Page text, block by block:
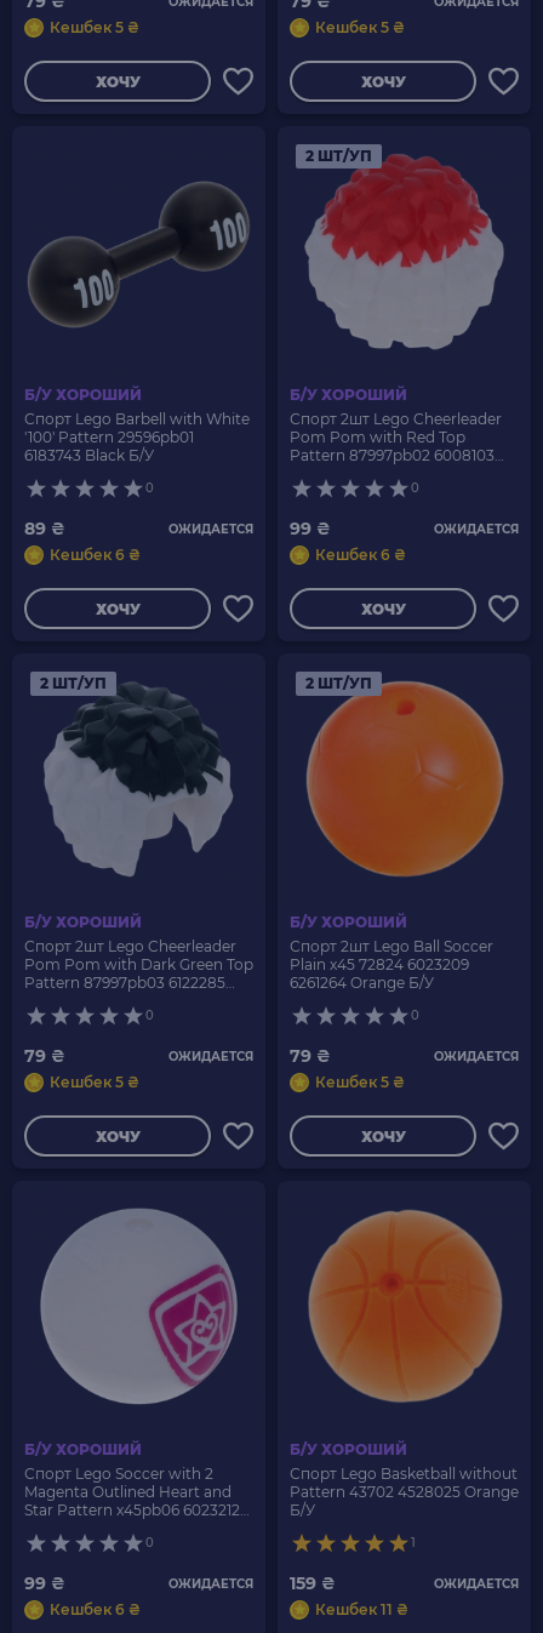
Кешбек 5 ₴
ХОЧУ
Кешбек 5 ₴
ХОЧУ
Б/У ХОРОШИЙ
Спорт Lego Barbell with White
'100' Pattern 29596pb01
6183743 Black Б/У
0
89 ₴ ОЖИДАЕТСЯ
Кешбек 6 ₴
ХОЧУ
2 ШТ/УП
Б/У ХОРОШИЙ
Спорт 2шт Lego Cheerleader
Pom Pom with Red Top
Pattern 87997pb02 6008103
0
99 ₴ ОЖИДАЕТСЯ
Кешбек 6 ₴
ХОЧУ
2 ШТ/УП
Б/У ХОРОШИЙ
Спорт 2шт Lego Cheerleader
Pom Pom with Dark Green Top
Pattern 87997pb03 6122285
0
79 ₴ ОЖИДАЕТСЯ
Кешбек 5 ₴
ХОЧУ
2 ШТ/УП
Б/У ХОРОШИЙ
Спорт 2шт Lego Ball Soccer
Plain x45 72824 6023209
6261264 Orange Б/У
0
79 ₴ ОЖИДАЕТСЯ
Кешбек 5 ₴
ХОЧУ
Б/У ХОРОШИЙ
Спорт Lego Soccer with 2
Magenta Outlined Heart and
Star Pattern x45pb06 6023212
0
99 ₴ ОЖИДАЕТСЯ
Кешбек 6 ₴
Б/У ХОРОШИЙ
Спорт Lego Basketball without
Pattern 43702 4528025 Orange
Б/У
1
159 ₴ ОЖИДАЕТСЯ
Кешбек 11 ₴